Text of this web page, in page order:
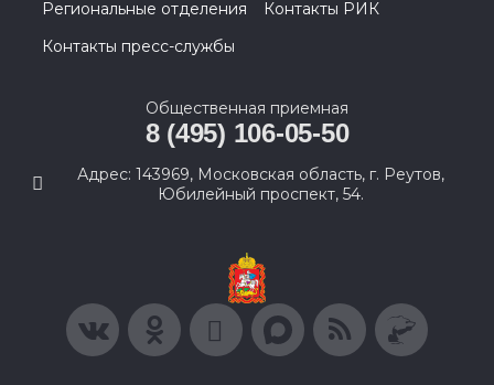
Региональные отделения
Контакты РИК
Контакты пресс-службы
Общественная приемная
8 (495) 106-05-50
Адрес: 143969, Московская область, г. Реутов,
Юбилейный проспект, 54.